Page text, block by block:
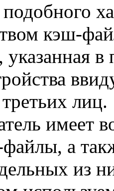
кэш-
в
лиц.
имеет
а
из